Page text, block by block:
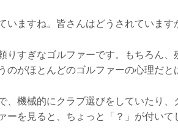
いますね。皆さんはどうされています
りすぎなゴルファーです。もちろん、
がほとんどのゴルファーの心理だと
、機械的にクラブ選びをしていたり、
を見ると、ちょっと「？」が付いて